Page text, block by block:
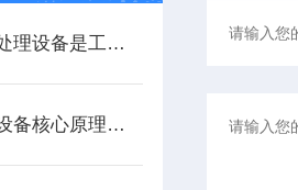
超声波喷丸表面处理设备是工艺与应用介绍
超声波金属雾化设备核心原理与应用场景